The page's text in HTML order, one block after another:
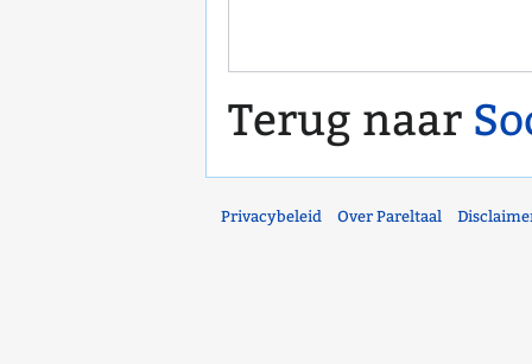
Terug naar
Privacybeleid Over Pareltaal